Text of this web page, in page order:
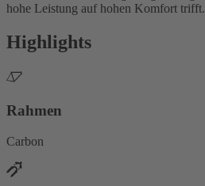
hohe Leistung auf hohen Komfort trifft.
Highlights
Rahmen
Carbon